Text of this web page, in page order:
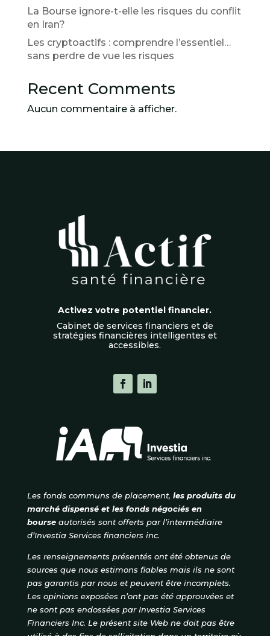
La Bourse ignore-t-elle les risques du conflit
en Iran?
Les cryptoactifs : comprendre l’essentiel…
sans perdre de vue les risques
Recent Comments
Aucun commentaire à afficher.
Activez votre potentiel financier.
Cabinet de services financiers et de
stratégies financières intelligentes et
accessibles.
Les fonds communs de placement, les produits du
marché dispensé et les fonds négociés en
bourseautorisés sont offerts par l’intermédiaire
d’Investia Services financiers inc.
Les renseignements présentés ont été obtenus de
sources que nous estimons fiables mais ils ne sont
pas garantis par nous et peuvent être incomplets.
Les opinions exposées n’ont pas été approuvées et
ne sont pas endossées par Investia Services
Financiers Inc. Le présent site Web ne doit pas être